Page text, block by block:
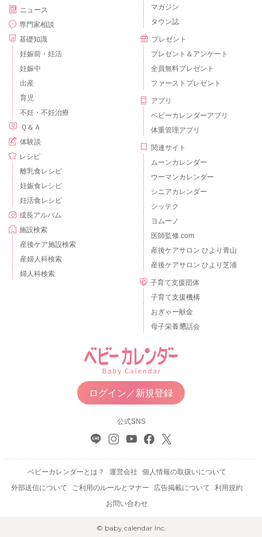
ニュース
専門家相談
基礎知識
妊娠前・妊活
妊娠中
出産
育児
不妊・不妊治療
Ｑ＆Ａ
体験談
レシピ
離乳食レシピ
妊娠食レシピ
妊活食レシピ
成長アルバム
施設検索
産後ケア施設検索
産婦人科検索
婦人科検索
マガジン
タウン誌
プレゼント
プレゼント＆アンケート
全員無料プレゼント
ファーストプレゼント
アプリ
ベビーカレンダーアプリ
体重管理アプリ
関連サイト
ムーンカレンダー
ウーマンカレンダー
シニアカレンダー
シッテク
ヨムーノ
医師監修.com
産後ケアサロン ひより青山
産後ケアサロン ひより芝浦
子育て支援団体
子育て支援機構
おぎゃー献金
母子栄養懇話会
ログイン／新規登録
公式SNS
ベビーカレンダーとは？ 運営会社
個人情報の取扱いについて
外部送信について
ご利用のルールとマナー 広告掲載について
利用規約
お問い合わせ
© baby calendar Inc.